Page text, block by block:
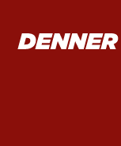
Robe pourpre aux
des bois. Bouche